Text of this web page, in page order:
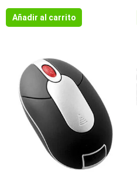
Añadir al carrito